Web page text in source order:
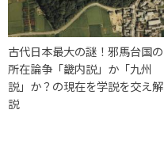
古代日本最大の謎！邪馬台国の
所在論争「畿内説」か「九州
説」か？の現在を学説を交え解
説